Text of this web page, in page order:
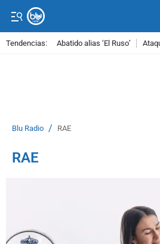
Tendencias: Abatido alias ‘El Ruso’
Blu Radio / RAE
RAE